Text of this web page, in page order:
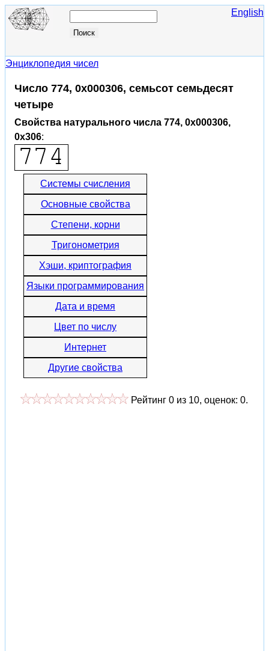
English
Энциклопедия чисел
Число 774, 0x000306, семьсот семьдесят
четыре
Свойства натурального числа 774, 0x000306,
0x306:
Системы счисления
Основные свойства
Степени, корни
Тригонометрия
Хэши, криптография
Языки программирования
Дата и время
Цвет по числу
Интернет
Другие свойства
Рейтинг 0 из 10, оценок: 0.